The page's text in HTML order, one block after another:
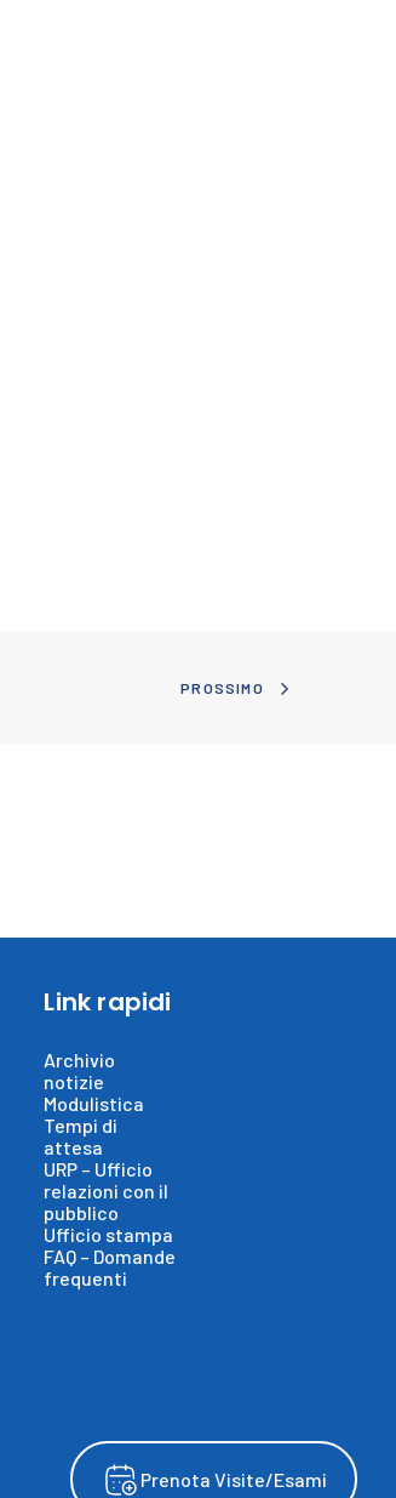
Prenota Visite/Esami
PROSSIMO
Link rapidi
Archivio
notizie
Modulistica
Tempi di
attesa
URP – Ufficio
relazioni con il
pubblico
Ufficio stampa
FAQ – Domande
frequenti